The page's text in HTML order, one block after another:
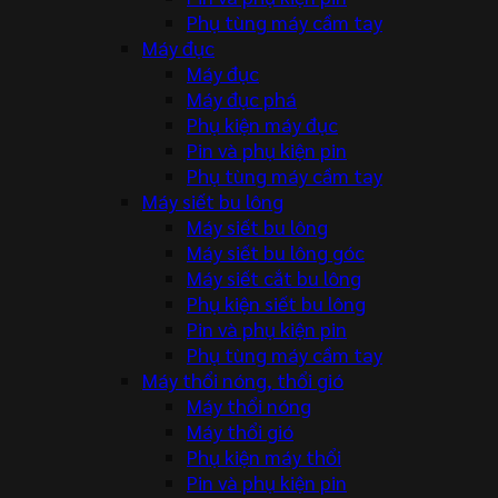
Phụ tùng máy cầm tay
Máy đục
Máy đục
Máy đục phá
Phụ kiện máy đục
Pin và phụ kiện pin
Phụ tùng máy cầm tay
Máy siết bu lông
Máy siết bu lông
Máy siết bu lông góc
Máy siết cắt bu lông
Phụ kiện siết bu lông
Pin và phụ kiện pin
Phụ tùng máy cầm tay
Máy thổi nóng, thổi gió
Máy thổi nóng
Máy thổi gió
Phụ kiện máy thổi
Pin và phụ kiện pin